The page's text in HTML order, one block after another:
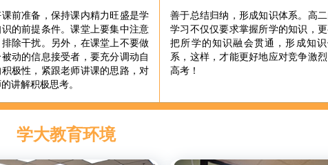
前准备，保持课内精力旺盛是学
的前提条件。课堂上要集中注意
排除干扰。另外，在课堂上不要做
动的信息接受者，要充分调动自
积极性，紧跟老师讲课的思路，对
讲解积极思考。
善于总结归纳，形成知识体系。高
学习不仅仅要求掌握所学的知识，
把所学的知识融会贯通，形成知
系，这样，才能更好地应对竞争激
高考！
学大教育环境